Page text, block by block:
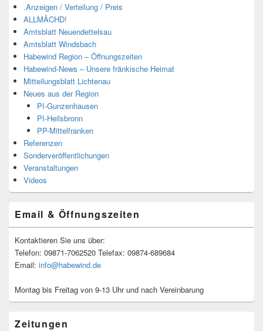
.Anzeigen / Verteilung / Preis
ALLMÄCHD!
Amtsblatt Neuendettelsau
Amtsblatt Windsbach
Habewind Region – Öffnungszeiten
Habewind-News – Unsere fränkische Heimat
Mitteilungsblatt Lichtenau
Neues aus der Region
PI-Gunzenhausen
PI-Heilsbronn
PP-Mittelfranken
Referenzen
Sonderveröffentlichungen
Veranstaltungen
Videos
Email & Öffnungszeiten
Kontaktieren Sie uns über:
Telefon: 09871-7062520 Telefax: 09874-689684
Email: info@habewind.de
Montag bis Freitag von 9-13 Uhr und nach Vereinbarung
Zeitungen